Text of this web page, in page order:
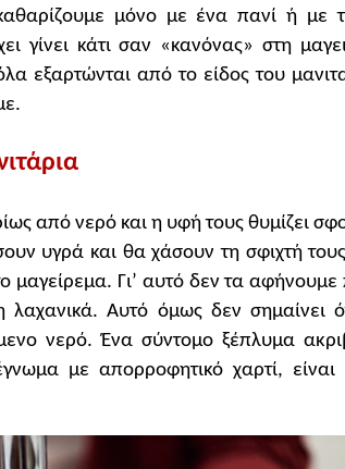
μόνο με ένα πανί ή με
γίνει κάτι σαν «κανόνας» στη
εξαρτώνται από το είδος του
από νερό και η υφή τους θυμίζει
υγρά και θα χάσουν τη σφιχτή
Γι’ αυτό δεν τα
Αυτό όμως δεν σημαίνει
νερό. Ένα σύντομο ξέπλυμα
με απορροφητικό χαρτί,